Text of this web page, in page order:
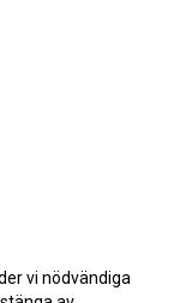
vi nödvändiga